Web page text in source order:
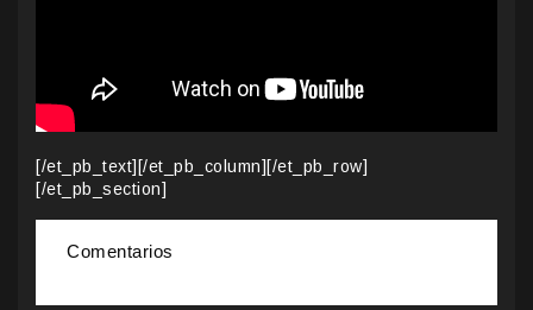
[/et_pb_text][/et_pb_column][/et_pb_row]
[/et_pb_section]
Comentarios